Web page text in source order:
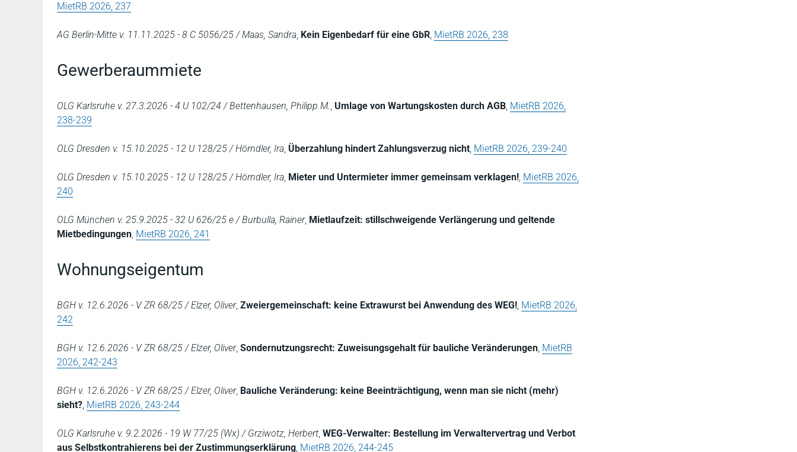
MietRB 2026, 237
AG Berlin-Mitte v. 11.11.2025 - 8 C 5056/25 / Maas, Sandra, Kein Eigenbedarf für eine GbR, MietRB 2026, 238
Gewerberaummiete
OLG Karlsruhe v. 27.3.2026 - 4 U 102/24 / Bettenhausen, Philipp M., Umlage von Wartungskosten durch AGB, MietRB 2026,
238-239
OLG Dresden v. 15.10.2025 - 12 U 128/25 / Hörndler, Ira, Überzahlung hindert Zahlungsverzug nicht, MietRB 2026, 239-240
OLG Dresden v. 15.10.2025 - 12 U 128/25 / Hörndler, Ira, Mieter und Untermieter immer gemeinsam verklagen!, MietRB 2026,
240
OLG München v. 25.9.2025 - 32 U 626/25 e / Burbulla, Rainer, Mietlaufzeit: stillschweigende Verlängerung und geltende
Mietbedingungen, MietRB 2026, 241
Wohnungseigentum
BGH v. 12.6.2026 - V ZR 68/25 / Elzer, Oliver, Zweiergemeinschaft: keine Extrawurst bei Anwendung des WEG!, MietRB 2026,
242
BGH v. 12.6.2026 - V ZR 68/25 / Elzer, Oliver, Sondernutzungsrecht: Zuweisungsgehalt für bauliche Veränderungen, MietRB
2026, 242-243
BGH v. 12.6.2026 - V ZR 68/25 / Elzer, Oliver, Bauliche Veränderung: keine Beeinträchtigung, wenn man sie nicht (mehr)
sieht?, MietRB 2026, 243-244
OLG Karlsruhe v. 9.2.2026 - 19 W 77/25 (Wx) / Grziwotz, Herbert, WEG-Verwalter: Bestellung im Verwaltervertrag und Verbot
aus Selbstkontrahierens bei der Zustimmungserklärung, MietRB 2026, 244-245